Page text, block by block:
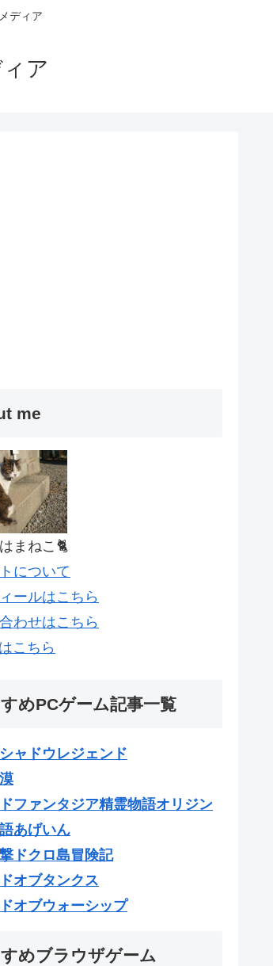
ディア
ア
me
まねこ🐈
について
ールはこちら
わせはこちら
こちら
めPCゲーム記事一覧
ャドウレジェンド
ファンタジア精霊物語オリジン
あげいん
ドクロ島冒険記
オブタンクス
オブウォーシップ
めブラウザゲーム